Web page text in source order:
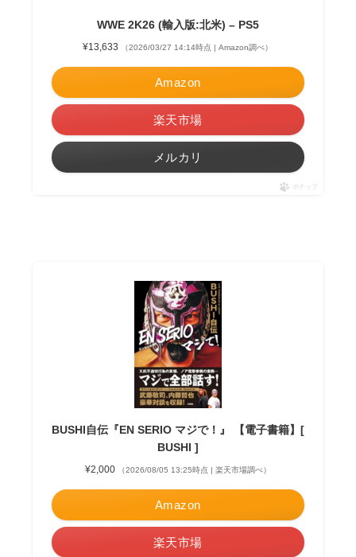
WWE 2K26 (輸入版:北米) – PS5
¥13,633 （2026/03/27 14:14時点 | Amazon調べ）
Amazon
楽天市場
メルカリ
ポチップ
BUSHI自伝『EN SERIO マジで！』 【電子書籍】[
BUSHI ]
¥2,000 （2026/08/05 13:25時点 | 楽天市場調べ）
Amazon
楽天市場